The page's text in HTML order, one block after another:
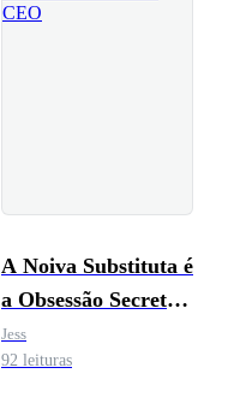
A Noiva Substituta é
a Obsessão Secreta
do CEO
Jess
92 leituras